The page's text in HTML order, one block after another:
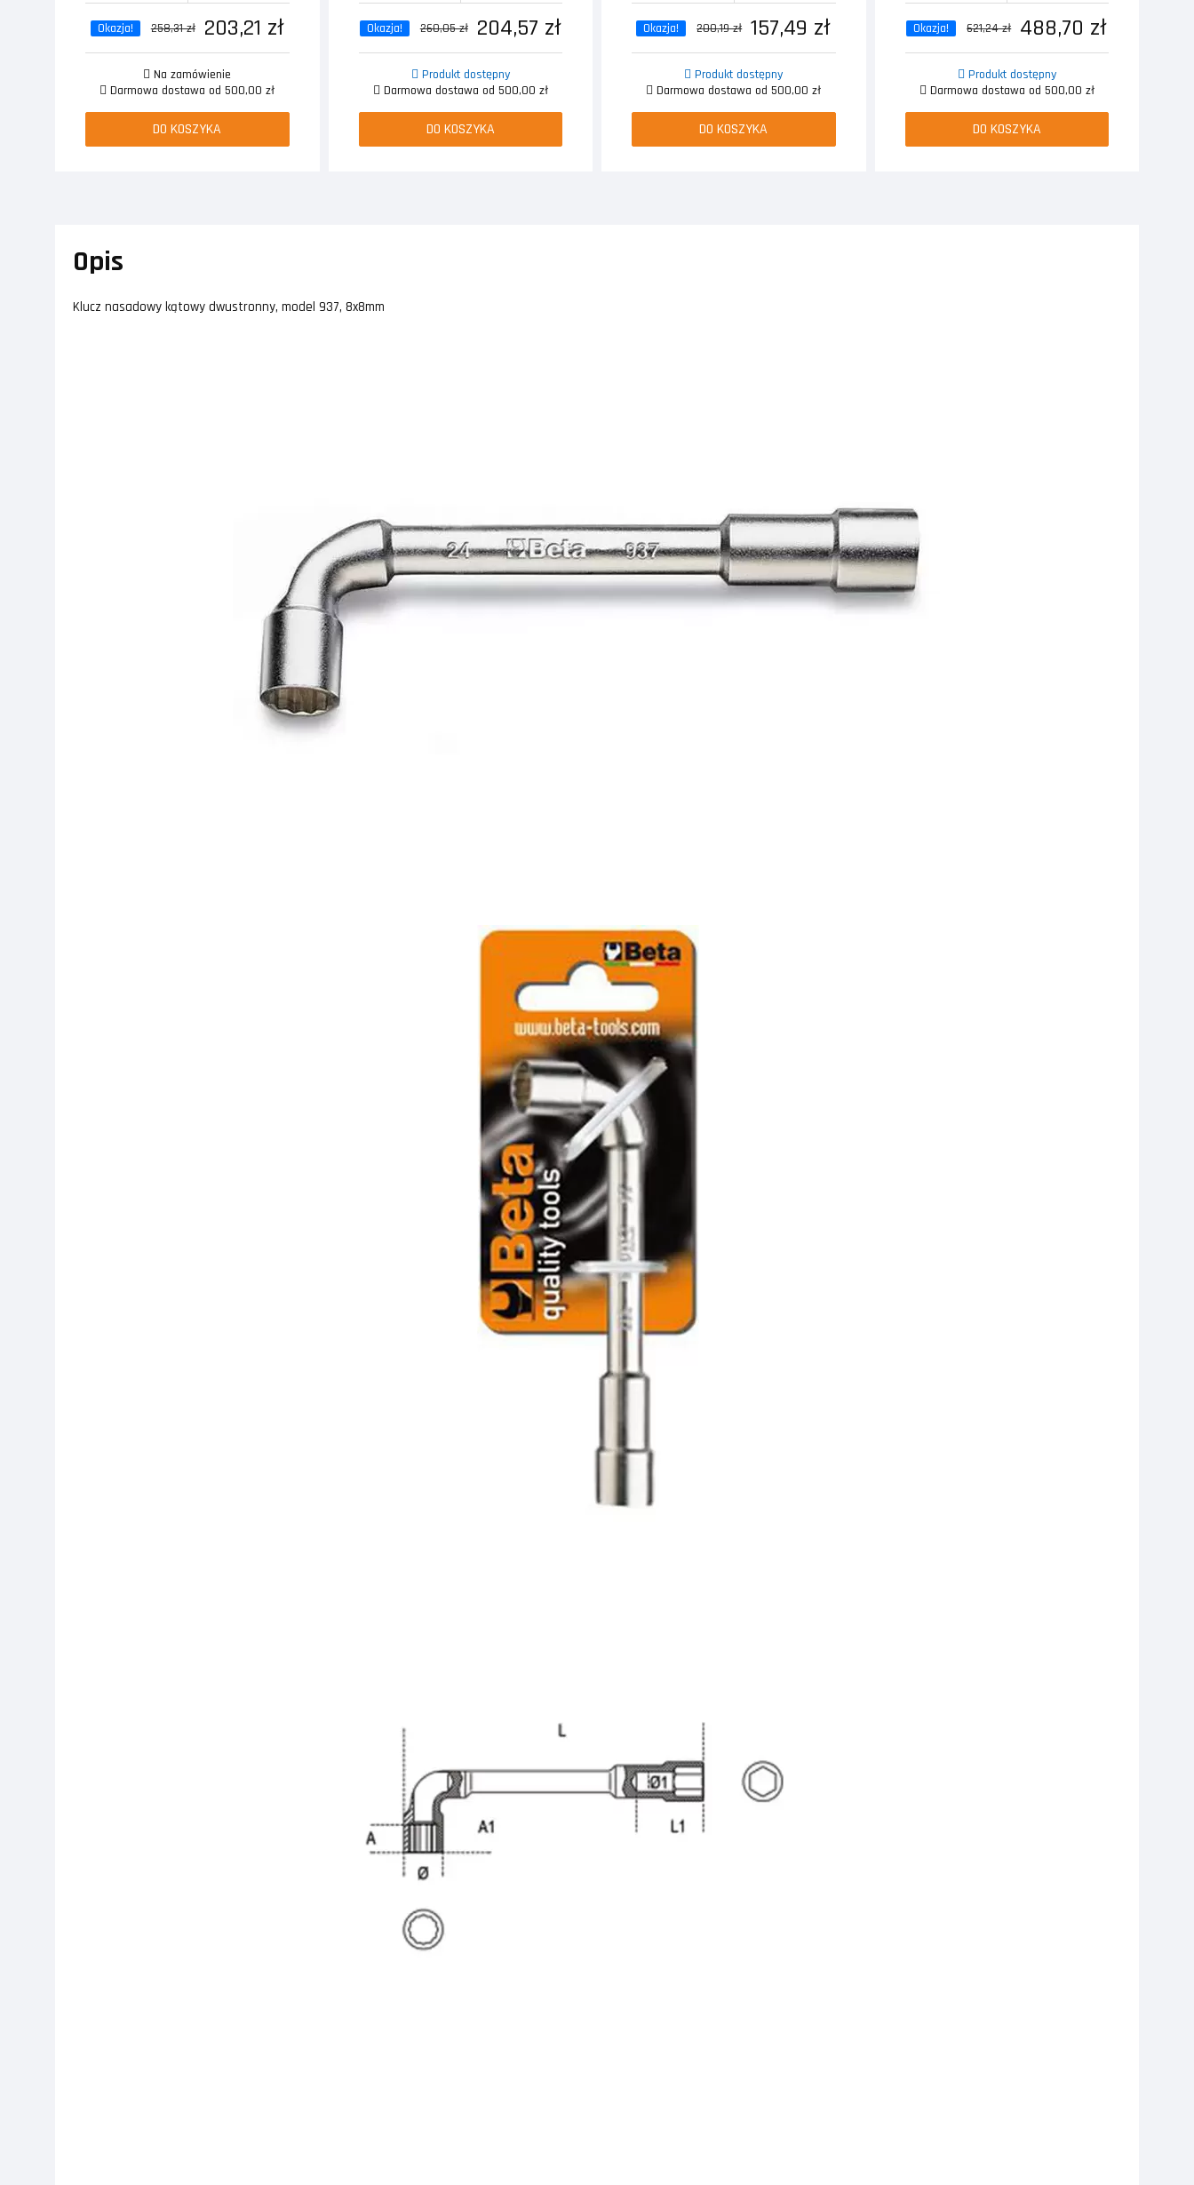
Okazja! 258,31 zł 203,21 zł
Na zamówienie
Darmowa dostawa od 500,00 zł
DO KOSZYKA
Okazja! 260,05 zł 204,57 zł
Produkt dostępny
Darmowa dostawa od 500,00 zł
DO KOSZYKA
Okazja! 200,19 zł 157,49 zł
Produkt dostępny
Darmowa dostawa od 500,00 zł
DO KOSZYKA
Okazja! 621,24 zł 488,70 zł
Produkt dostępny
Darmowa dostawa od 500,00 zł
DO KOSZYKA
Opis
Klucz nasadowy kątowy dwustronny, model 937, 8x8mm